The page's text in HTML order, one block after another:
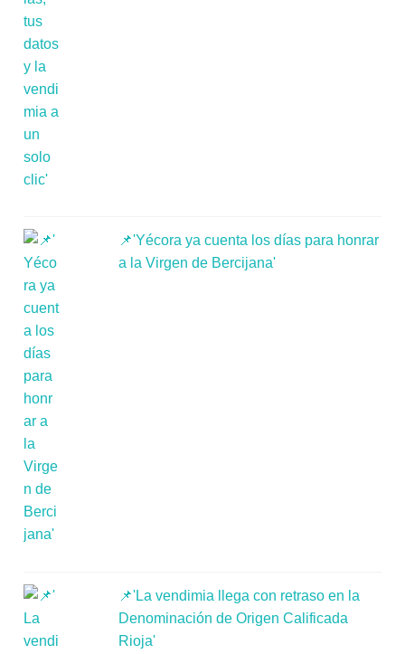
📌'Yécora ya cuenta los días para honrar
a la Virgen de Bercijana'
📌'La vendimia llega con retraso en la
Denominación de Origen Calificada
Rioja'